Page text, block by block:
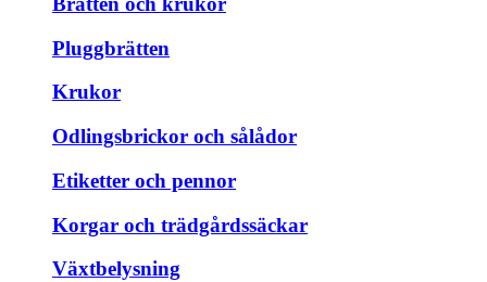
Pluggbrätten
Krukor
Odlingsbrickor och sålådor
Etiketter och pennor
Korgar och trädgårdssäckar
Växtbelysning